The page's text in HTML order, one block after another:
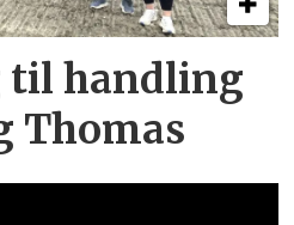
til handling
Thomas